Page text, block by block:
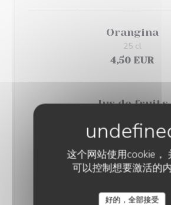
这个网站使用cookie，
可以控制想要激活的内
好的，全部接受
Orangina
4,50 EUR
25 cl
Jus de fruits
4,50 EUR
Thẻ glacé